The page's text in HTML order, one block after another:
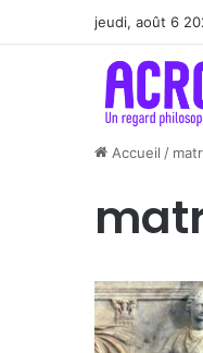
jeudi, août 6
Accueil /